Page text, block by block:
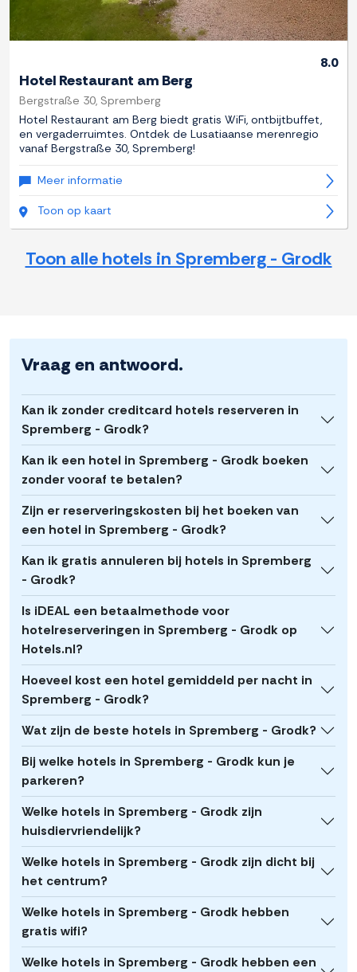
8.0
Hotel Restaurant am Berg
Bergstraße 30, Spremberg
Hotel Restaurant am Berg biedt gratis WiFi, ontbijtbuffet,
en vergaderruimtes. Ontdek de Lusatiaanse merenregio
vanaf Bergstraße 30, Spremberg!
Meer informatie
Toon op kaart
Toon alle hotels in Spremberg - Grodk
Vraag en antwoord.
Kan ik zonder creditcard hotels reserveren in
Spremberg - Grodk?
Kan ik een hotel in Spremberg - Grodk boeken
zonder vooraf te betalen?
Zijn er reserveringskosten bij het boeken van
een hotel in Spremberg - Grodk?
Kan ik gratis annuleren bij hotels in Spremberg
- Grodk?
Is iDEAL een betaalmethode voor
hotelreserveringen in Spremberg - Grodk op
Hotels.nl?
Hoeveel kost een hotel gemiddeld per nacht in
Spremberg - Grodk?
Wat zijn de beste hotels in Spremberg - Grodk?
Bij welke hotels in Spremberg - Grodk kun je
parkeren?
Welke hotels in Spremberg - Grodk zijn
huisdiervriendelijk?
Welke hotels in Spremberg - Grodk zijn dicht bij
het centrum?
Welke hotels in Spremberg - Grodk hebben
gratis wifi?
Welke hotels in Spremberg - Grodk hebben een